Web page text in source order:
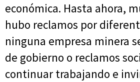
económica. Hasta ahora,
hubo reclamos por
ninguna empresa minera
de gobierno o reclamos
continuar trabajando e